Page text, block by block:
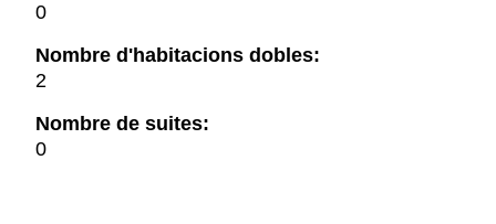
0
Nombre d'habitacions dobles:
2
Nombre de suites:
0